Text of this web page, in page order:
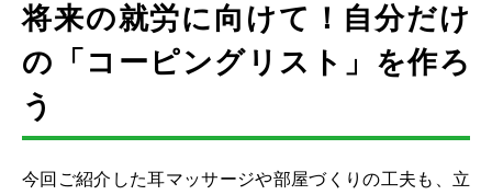
将来の就労に向けて！自分だけ
の「コーピングリスト」を作ろ
う
今回ご紹介した耳マッサージや部屋づくりの工夫も、立